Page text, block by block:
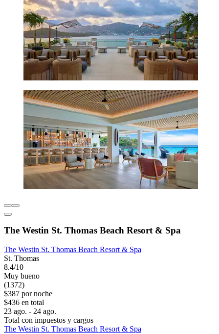
The Westin St. Thomas Beach Resort & Spa
The Westin St. Thomas Beach Resort & Spa
St. Thomas
8.4/10
Muy bueno
(1372)
$387 por noche
$436 en total
23 ago. - 24 ago.
Total con impuestos y cargos
The Westin St. Thomas Beach Resort & Spa